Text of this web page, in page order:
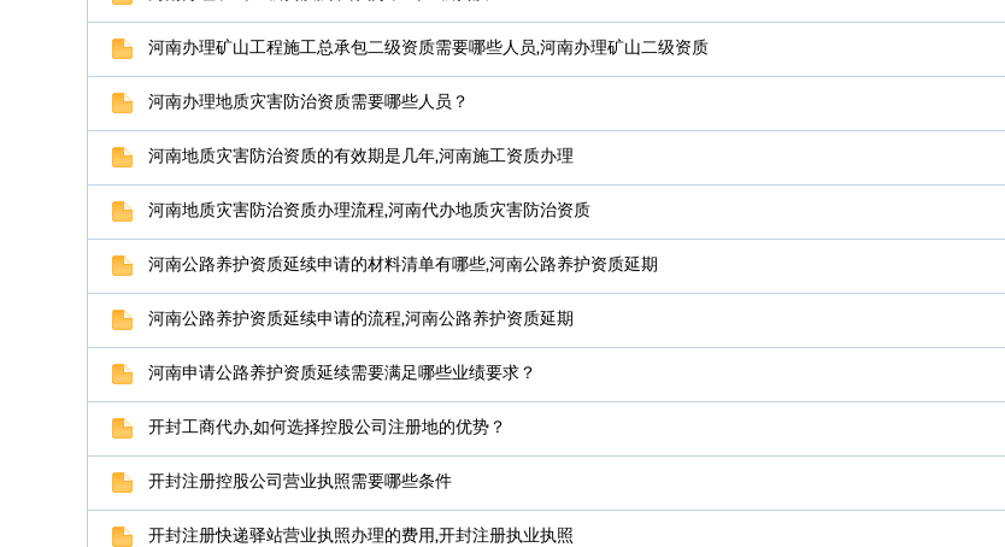
河南办理矿山工程施工总承包二级资质需要哪些人员,河南办理矿山二级资质
河南办理地质灾害防治资质需要哪些人员？
河南地质灾害防治资质的有效期是几年,河南施工资质办理
河南地质灾害防治资质办理流程,河南代办地质灾害防治资质
河南公路养护资质延续申请的材料清单有哪些,河南公路养护资质延期
河南公路养护资质延续申请的流程,河南公路养护资质延期
河南申请公路养护资质延续需要满足哪些业绩要求？
开封工商代办,如何选择控股公司注册地的优势？
开封注册控股公司营业执照需要哪些条件
开封注册快递驿站营业执照办理的费用,开封注册执业执照